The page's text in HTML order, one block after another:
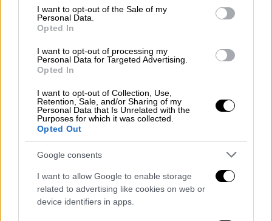
consent section.
I want to opt-out of the Sale of my
Personal Data.
Opted In
I want to opt-out of processing my
Personal Data for Targeted Advertising.
Opted In
I want to opt-out of Collection, Use,
Retention, Sale, and/or Sharing of my
Personal Data that Is Unrelated with the
Purposes for which it was collected.
Opted Out
Google consents
I want to allow Google to enable storage
related to advertising like cookies on web or
device identifiers in apps.
ισορροπεί επικίνδυνα ανάμεσα σε απειλή και
επίκληση για στρατιωτική δράση. Ο εταίρος
του Τούρκου προέδρου διαμηνύει ότι η
Ελλάδα, εάν συνταχθεί με τη Δύση και
τουρκικά συμφέροντα, θα πρέπει να αναμένει
έναν πόλεμο, ο οποίος θα είναι για την
Τουρκία ένα «γαμήλιο γλέντι», όπως λέει
ειρωνικά.
«Ακριβώς όπως 103 χρόνια πριν, η Τουρκία
δεν θα είναι ποτέ ο προφανής ηττημένος
που βασίζεται στη γλώσσα του πολέμου και